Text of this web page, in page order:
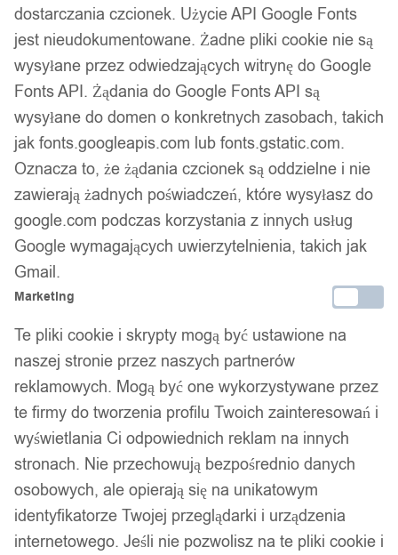
Zamówienia złożone do 14:00 w dni robocze wysyłamy tego
samego dnia.
Bezpieczne płatności
14 dni na zwrot
Gwarancja producenta
Wsparcie w zakupie
Podobne produkty
Produkty, które mogą Cię zainteresować
dostarczania czcionek. Użycie API Google Fonts
jest nieudokumentowane. Żadne pliki cookie nie są
wysyłane przez odwiedzających witrynę do Google
Fonts API. Żądania do Google Fonts API są
wysyłane do domen o konkretnych zasobach, takich
jak fonts.googleapis.com lub fonts.gstatic.com.
Oznacza to, że żądania czcionek są oddzielne i nie
zawierają żadnych poświadczeń, które wysyłasz do
google.com podczas korzystania z innych usług
Google wymagających uwierzytelnienia, takich jak
Gmail.
Marketing
Te pliki cookie i skrypty mogą być ustawione na
naszej stronie przez naszych partnerów
reklamowych. Mogą być one wykorzystywane przez
te firmy do tworzenia profilu Twoich zainteresowań i
wyświetlania Ci odpowiednich reklam na innych
stronach. Nie przechowują bezpośrednio danych
osobowych, ale opierają się na unikatowym
identyfikatorze Twojej przeglądarki i urządzenia
internetowego. Jeśli nie pozwolisz na te pliki cookie i